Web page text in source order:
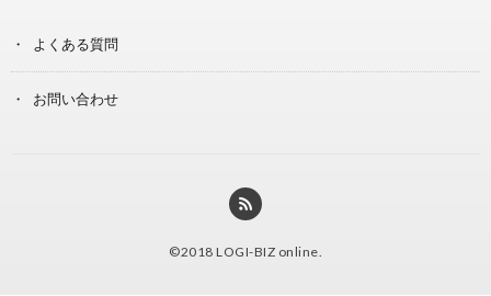
よくある質問
お問い合わせ
©2018 LOGI-BIZ online